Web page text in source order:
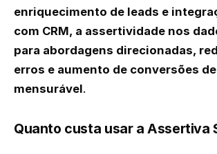
enriquecimento de leads e
com CRM, a assertividade nos
para abordagens direcionadas,
erros e aumento de conversões
mensurável.
Quanto custa usar a Assertiva